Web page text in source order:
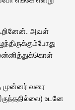
அவள்
முன்னர் வரை
உடனே